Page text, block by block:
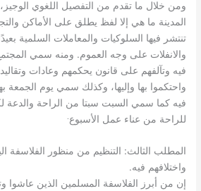
ومن خلال ما تقدم من التفصيل اللغوي
المدينة ما هي إلا لفظ يطلق على الأماكن
تنتشر فيها السلوكيات والمعاملات السلمية
والانفلات على وجه العموم. ومنه سمي
فيه وتآلفهم على قانون يحكمهم وعادات وتقاليد
واحتكموا بها وإليها، وكذلك سمي يوم الجمعة
فيه كما سمي السبت سبتا من الراحة والدعة
للراحة من عناء عمل الأسبوع
المطلب الثالث:
التنظيم من منظور الفلاسفة
واختلافهم فيه.
إن من أبرز الفلاسفة المسلمين الذين عاشوا